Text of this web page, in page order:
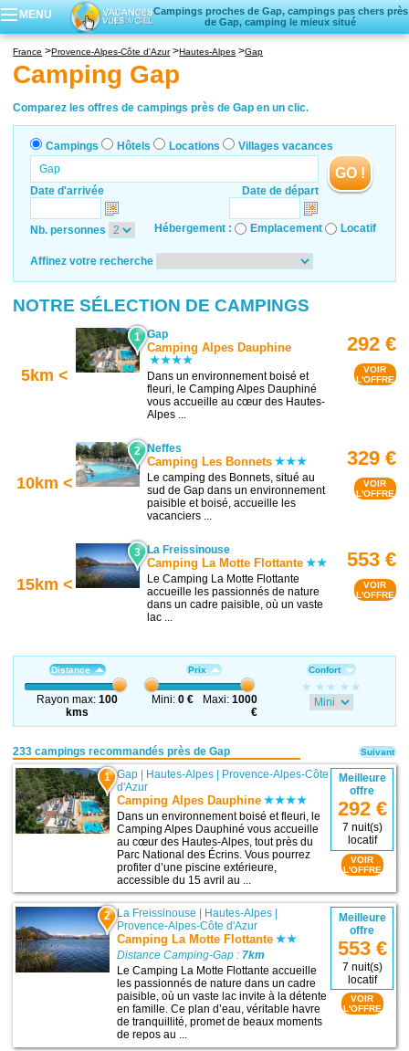
MENU
Campings proches de Gap, campings pas chers près
de Gap, camping le mieux situé
Locations vacances
Villages vacances
France Provence-Alpes-Côte d'Azur Hautes-Alpes Gap
Camping Gap
Comparez les offres de campings près de Gap en un clic.
Campings Hôtels Locations Villages vacances
Date d'arrivée Date de départ
GO !
Nb. personnes Hébergement : Emplacement Locatif
Affinez votre recherche
NOTRE SÉLECTION DE CAMPINGS
5km <
1 Gap
Camping Alpes Dauphine
Dans un environnement boisé et
fleuri, le Camping Alpes Dauphiné
vous accueille au cœur des Hautes-
Alpes ...
292 €
VOIR
L'OFFRE
10km <
2 Neffes
Camping Les Bonnets
Le camping des Bonnets, situé au
sud de Gap dans un environnement
paisible et boisé, accueille les
vacanciers ...
329 €
VOIR
L'OFFRE
15km <
3 La Freissinouse
Camping La Motte Flottante
Le Camping La Motte Flottante
accueille les passionnés de nature
dans un cadre paisible, où un vaste
lac ...
553 €
VOIR
L'OFFRE
Distance
Rayon max:100
kms
Prix
Mini: 0 € Maxi:1000
€
Confort
233 campings recommandés près de Gap
1 Gap | Hautes-Alpes | Provence-Alpes-Côte
d'Azur
Camping Alpes Dauphine
Dans un environnement boisé et fleuri, le
Camping Alpes Dauphiné vous accueille
au cœur des Hautes-Alpes, tout près du
Parc National des Écrins. Vous pourrez
profiter d’une piscine extérieure,
accessible du 15 avril au ...
Meilleure
offre
292 €
7 nuit(s)
locatif
VOIR
L'OFFRE
2 La Freissinouse Hautes-Alpes
Provence-Alpes-Côte d'Azur
Camping La Motte Flottante
Distance Camping-Gap : 7km
Le Camping La Motte Flottante accueille
les passionnés de nature dans un cadre
paisible, où un vaste lac invite à la détente
en famille. Ce plan d’eau, véritable havre
de tranquillité, promet de beaux moments
de repos au ...
Meilleure
offre
553 €
7 nuit(s)
locatif
VOIR
L'OFFRE
Suivant